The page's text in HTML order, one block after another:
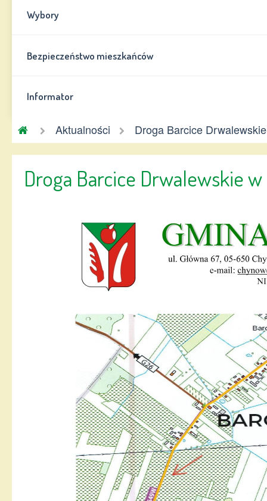
Wybory
Bezpieczeństwo mieszkańców
Informator
Gmina
Chynów
Aktualności Droga Barcice
Droga Barcice Drwalewskie